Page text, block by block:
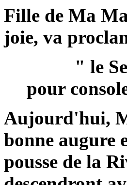
Fille de Ma
joie, va
" le
pour
Aujourd'hui,
bonne augure
pousse de la